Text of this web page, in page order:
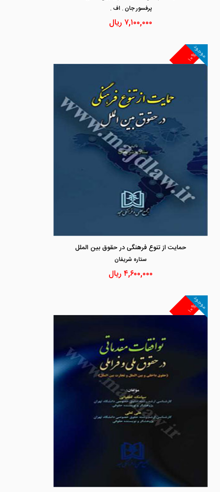
پرفسور جان . اف .
۷,۱۰۰,۰۰۰ ریال
۱۰%
موجود
حمایت از تنوع فرهنگی در حقوق بین الملل
ستاره شريفان
۴,۶۰۰,۰۰۰ریال
۱۰%
موجود